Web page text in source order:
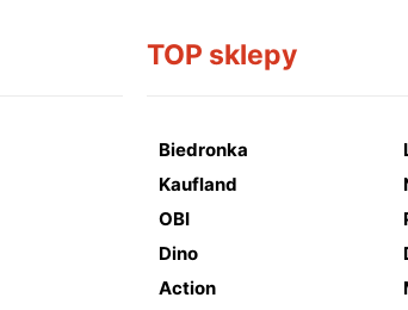
TOP sklepy
Biedronka
Kaufland
OBI
Dino
Action